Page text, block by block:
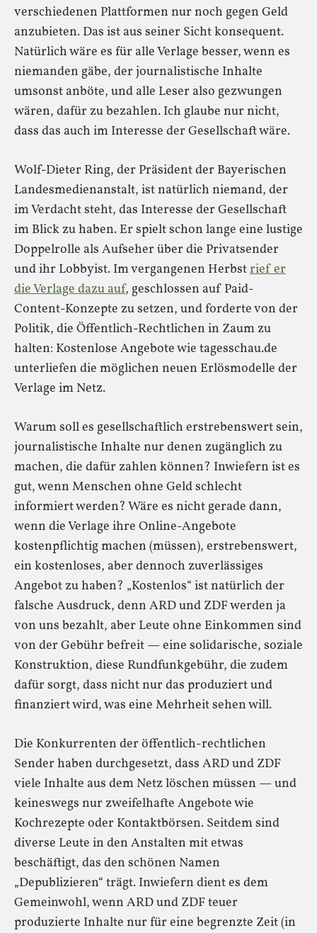
verschiedenen Plattformen nur noch gegen Geld
anzubieten. Das ist aus seiner Sicht konsequent.
Natürlich wäre es für alle Verlage besser, wenn es
niemanden gäbe, der journalistische Inhalte
umsonst anböte, und alle Leser also gezwungen
wären, dafür zu bezahlen. Ich glaube nur nicht,
dass das auch im Interesse der Gesellschaft wäre.
Wolf-Dieter Ring, der Präsident der Bayerischen
Landesmedienanstalt, ist natürlich niemand, der
im Verdacht steht, das Interesse der Gesellschaft
im Blick zu haben. Er spielt schon lange eine lustige
Doppelrolle als Aufseher über die Privatsender
und ihr Lobbyist. Im vergangenen Herbstrief er
die Verlage dazu auf, geschlossen auf Paid-
Content-Konzepte zu setzen, und forderte von der
Politik, die Öffentlich-Rechtlichen in Zaum zu
halten: Kostenlose Angebote wie tagesschau.de
unterliefen die möglichen neuen Erlösmodelle der
Verlage im Netz.
Warum soll es gesellschaftlich erstrebenswert sein,
journalistische Inhalte nur denen zugänglich zu
machen, die dafür zahlen können? Inwiefern ist es
gut, wenn Menschen ohne Geld schlecht
informiert werden? Wäre es nicht gerade dann,
wenn die Verlage ihre Online-Angebote
kostenpflichtig machen (müssen), erstrebenswert,
ein kostenloses, aber dennoch zuverlässiges
Angebot zu haben? „Kostenlos“ ist natürlich der
falsche Ausdruck, denn ARD und ZDF werden ja
von uns bezahlt, aber Leute ohne Einkommen sind
von der Gebühr befreit — eine solidarische, soziale
Konstruktion, diese Rundfunkgebühr, die zudem
dafür sorgt, dass nicht nur das produziert und
finanziert wird, was eine Mehrheit sehen will.
Die Konkurrenten der öffentlich-rechtlichen
Sender haben durchgesetzt, dass ARD und ZDF
viele Inhalte aus dem Netz löschen müssen — und
keineswegs nur zweifelhafte Angebote wie
Kochrezepte oder Kontaktbörsen. Seitdem sind
diverse Leute in den Anstalten mit etwas
beschäftigt, das den schönen Namen
„Depublizieren“ trägt. Inwiefern dient es dem
Gemeinwohl, wenn ARD und ZDF teuer
produzierte Inhalte nur für eine begrenzte Zeit (in